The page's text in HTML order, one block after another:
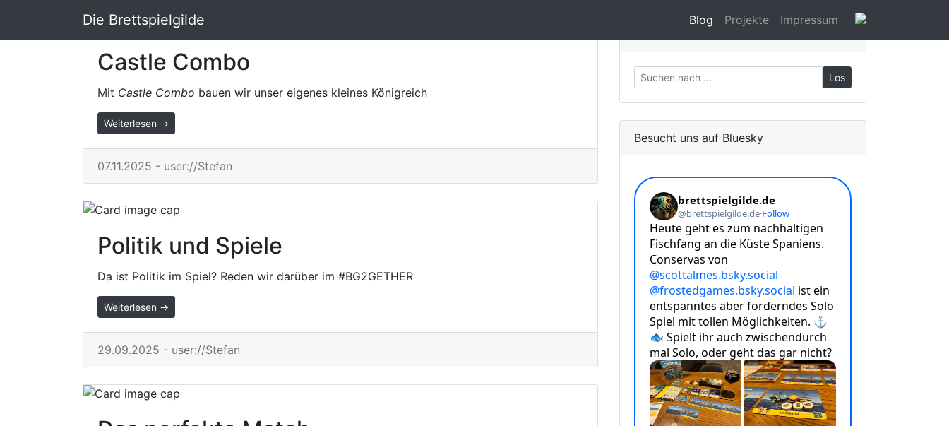
Die Brettspielgilde Blog Projekte Impressum
Castle Combo
Mit Castle Combo bauen wir unser eigenes kleines Königreich
Weiterlesen →
07.11.2025 - user://Stefan
Politik und Spiele
Da ist Politik im Spiel? Reden wir darüber im #BG2GETHER
Weiterlesen →
29.09.2025 - user://Stefan
Los
Besucht uns auf Bluesky